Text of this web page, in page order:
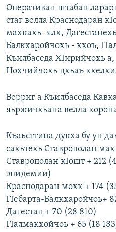
Оперативан штабан
стаг велла Краснодаран
махкахь -ялх,
Балкхаройчохь - кхоъ,
Къилбаседа ХIирийчохь
Нохчийчохь цхьаъ
Верриг а Къилбаседа
яьржичхьана велла
Къаьсттина дукха бу ун
сахьтехь Ставрополан
Ставрополан кIошт + 212
эпидемии)
Краснодаран мохк + 174
ГIебарта-Балкхаройчоь+
Дагестан + 70 (28 810)
ГIалмакхойчоь + 65 (18